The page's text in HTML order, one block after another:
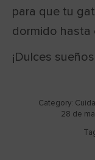
para que tu
dormido hasta
¡Dulces
Category:
28 de